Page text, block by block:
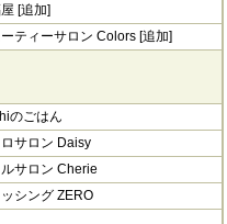
[追加]
ーティーサロン Colors [追加]
のごはん
サロン Daisy
サロン Cherie
シング ZERO